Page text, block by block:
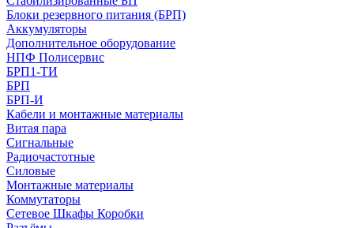
Блоки резервного питания (БРП)
Аккумуляторы
Дополнительное оборудование
НПФ Полисервис
БРП1-ТИ
БРП
БРП-И
Кабели и монтажные материалы
Витая пара
Сигнальные
Радиочастотные
Силовые
Монтажные материалы
Коммутаторы
Сетевое Шкафы Коробки